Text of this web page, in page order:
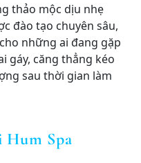
thảo mộc dịu nhẹ
đào tạo chuyên sâu,
những ai đang gặp
gáy, căng thẳng kéo
sau thời gian làm
Spa